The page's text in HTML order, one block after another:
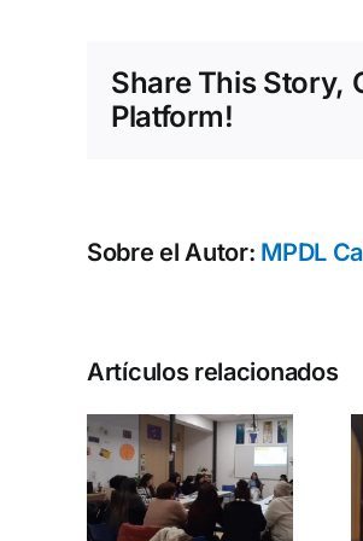
Share This Story,
Platform!
Sobre el Autor: MPDL
Artículos relacionados
Concierto
solidario en
Cantabria
por las